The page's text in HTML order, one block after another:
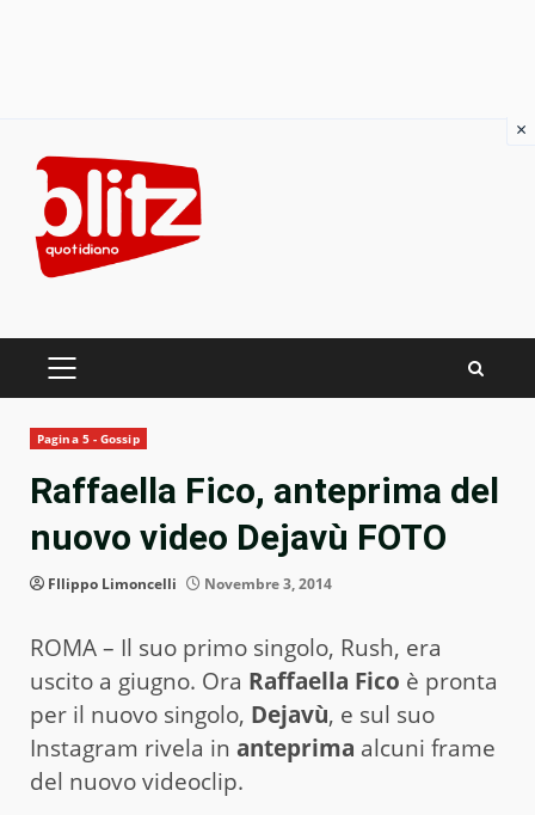
content
PRIMARY
Pagina 5 - Gossip
Raffaella Fico, anteprima del
nuovo video Dejavù FOTO
FIlippo Limoncelli Novembre 3, 2014
ROMA – Il suo primo singolo, Rush, era
uscito a giugno. Ora Raffaella Fico è pronta
per il nuovo singolo, Dejavù, e sul suo
Instagram rivela in anteprima alcuni frame
del nuovo videoclip.
×